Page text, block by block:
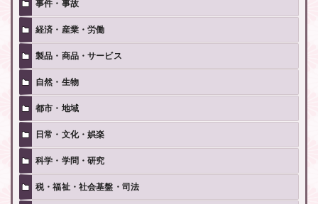
事件・事故
経済・産業・労働
製品・商品・サービス
自然・生物
都市・地域
日常・文化・娯楽
科学・学問・研究
税・福祉・社会基盤・司法